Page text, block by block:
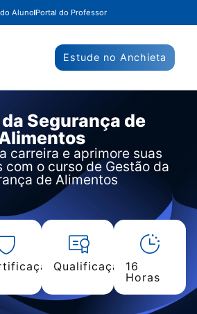
Aluno Portal do Professor
Estude no Anchieta
Segurança de
carreira e aprimore suas
o curso de Gestão da
de Alimentos
Qualificação16
Horas